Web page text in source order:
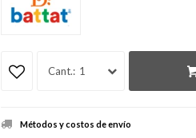
1
Métodos y costos de envío